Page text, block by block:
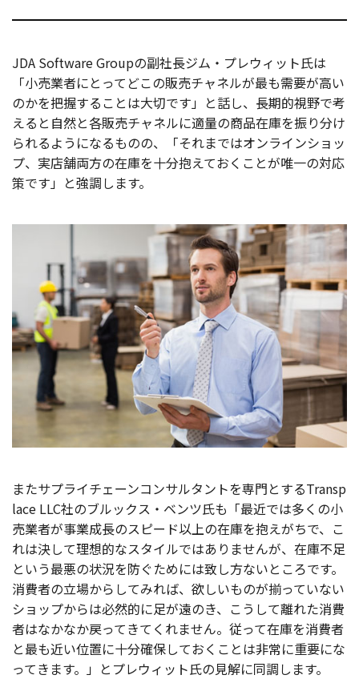
JDA Software Groupの副社長ジム・プレウィット氏は
「小売業者にとってどこの販売チャネルが最も需要が高い
のかを把握することは大切です」と話し、長期的視野で考
えると自然と各販売チャネルに適量の商品在庫を振り分け
られるようになるものの、「それまではオンラインショッ
プ、実店舗両方の在庫を十分抱えておくことが唯一の対応
策です」と強調します。
またサプライチェーンコンサルタントを専門とするTransp
lace LLC社のブルックス・ベンツ氏も「最近では多くの小
売業者が事業成長のスピード以上の在庫を抱えがちで、こ
れは決して理想的なスタイルではありませんが、在庫不足
という最悪の状況を防ぐためには致し方ないところです。
消費者の立場からしてみれば、欲しいものが揃っていない
ショップからは必然的に足が遠のき、こうして離れた消費
者はなかなか戻ってきてくれません。従って在庫を消費者
と最も近い位置に十分確保しておくことは非常に重要にな
ってきます。」とプレウィット氏の見解に同調します。